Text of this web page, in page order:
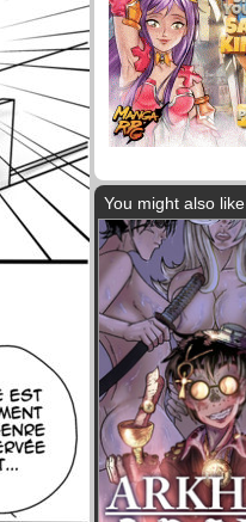
You might also like